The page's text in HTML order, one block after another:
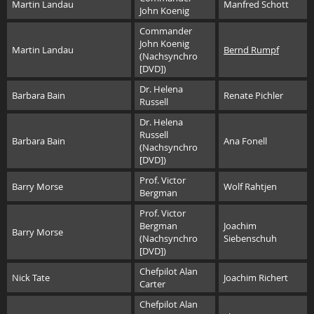
Martin Landau
John Koenig
Manfred Schott
Martin Landau
Commander
John Koenig
(Nachsynchro
[DVD])
Bernd Rumpf
Barbara Bain
Dr. Helena
Russell
Renate Pichler
Barbara Bain
Dr. Helena
Russell
(Nachsynchro
[DVD])
Ana Fonell
Barry Morse
Prof. Victor
Bergman
Wolf Rahtjen
Barry Morse
Prof. Victor
Bergman
(Nachsynchro
[DVD])
Joachim
Siebenschuh
Nick Tate
Chefpilot Alan
Carter
Joachim Richert
Chefpilot Alan